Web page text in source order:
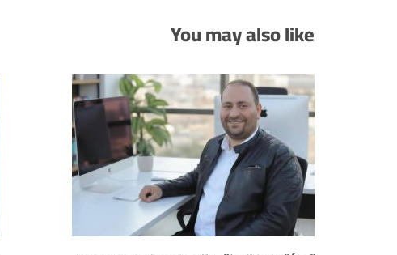
You may also like